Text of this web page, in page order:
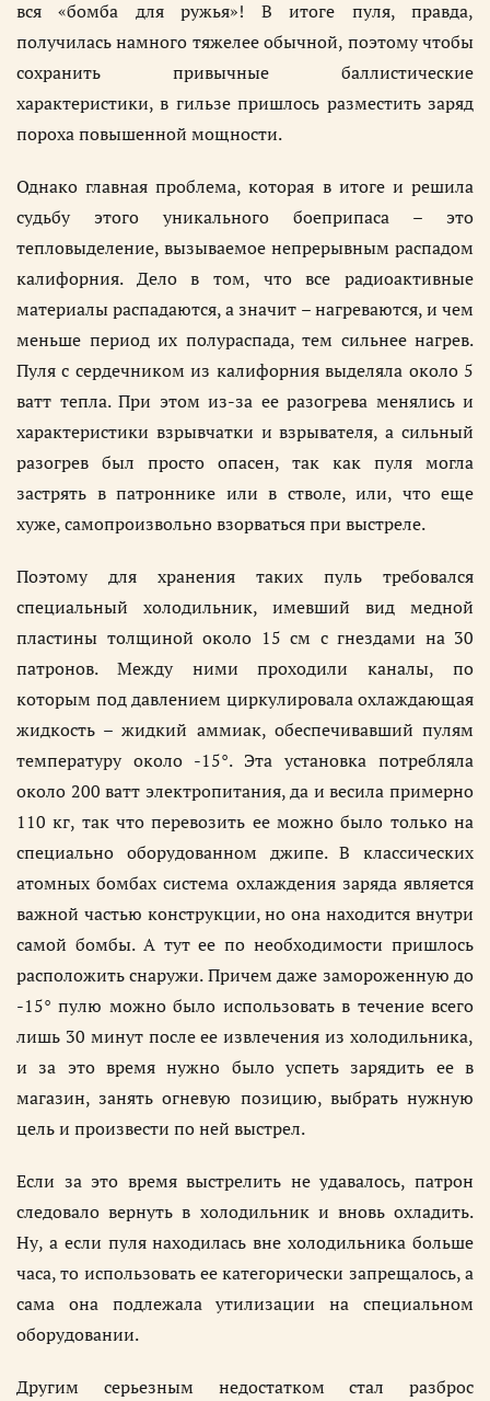
вся «бомба для ружья»! В итоге пуля, правда,
получилась намного тяжелее обычной, поэтому чтобы
сохранить привычные баллистические
характеристики, в гильзе пришлось разместить заряд
пороха повышенной мощности.
Однако главная проблема, которая в итоге и решила
судьбу этого уникального боеприпаса – это
тепловыделение, вызываемое непрерывным распадом
калифорния. Дело в том, что все радиоактивные
материалы распадаются, а значит – нагреваются, и чем
меньше период их полураспада, тем сильнее нагрев.
Пуля с сердечником из калифорния выделяла около 5
ватт тепла. При этом из-за ее разогрева менялись и
характеристики взрывчатки и взрывателя, а сильный
разогрев был просто опасен, так как пуля могла
застрять в патроннике или в стволе, или, что еще
хуже, самопроизвольно взорваться при выстреле.
Поэтому для хранения таких пуль требовался
специальный холодильник, имевший вид медной
пластины толщиной около 15 см с гнездами на 30
патронов. Между ними проходили каналы, по
которым под давлением циркулировала охлаждающая
жидкость – жидкий аммиак, обеспечивавший пулям
температуру около -15°. Эта установка потребляла
около 200 ватт электропитания, да и весила примерно
110 кг, так что перевозить ее можно было только на
специально оборудованном джипе. В классических
атомных бомбах система охлаждения заряда является
важной частью конструкции, но она находится внутри
самой бомбы. А тут ее по необходимости пришлось
расположить снаружи. Причем даже замороженную до
-15° пулю можно было использовать в течение всего
лишь 30 минут после ее извлечения из холодильника,
и за это время нужно было успеть зарядить ее в
магазин, занять огневую позицию, выбрать нужную
цель и произвести по ней выстрел.
Если за это время выстрелить не удавалось, патрон
следовало вернуть в холодильник и вновь охладить.
Ну, а если пуля находилась вне холодильника больше
часа, то использовать ее категорически запрещалось, а
сама она подлежала утилизации на специальном
оборудовании.
Другим серьезным недостатком стал разброс